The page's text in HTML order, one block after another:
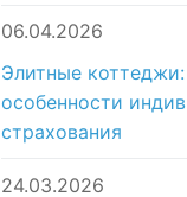
06.04.2026
Элитные коттеджи:
особенности
страхования
24.03.2026